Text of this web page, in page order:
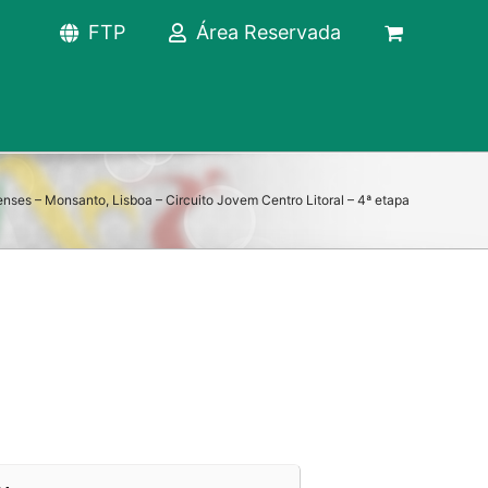
FTP Área Reservada
– Monsanto, Lisboa – Circuito Jovem Centro Litoral – 4ª etapa